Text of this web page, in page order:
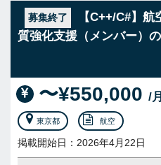
募集終了
【C++/C#】
質強化支援（メンバー）
〜¥550,000 /月
東京都 航空
掲載開始日：2026年4月22日